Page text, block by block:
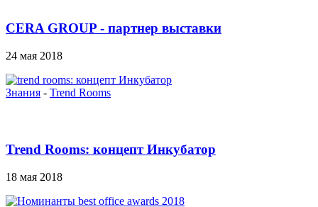
CERA GROUP - партнер выставки
24 мая 2018
Знания - Trend Rooms
Trend Rooms: концепт Инкубатор
18 мая 2018